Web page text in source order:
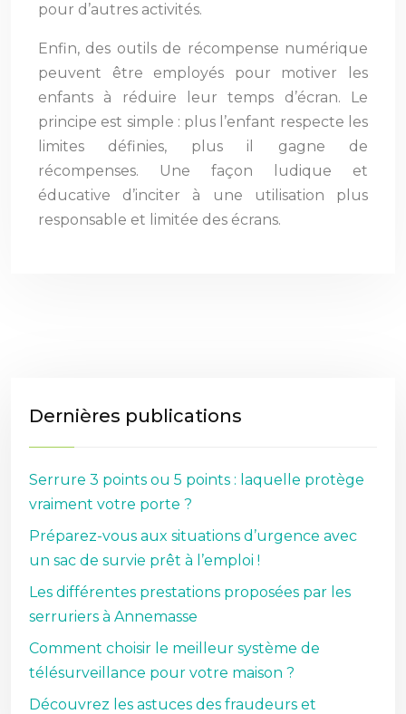
pour d’autres activités.
Enfin, des outils de récompense numérique
peuvent être employés pour motiver les
enfants à réduire leur temps d’écran. Le
principe est simple : plus l’enfant respecte les
limites définies, plus il gagne de
récompenses. Une façon ludique et
éducative d’inciter à une utilisation plus
responsable et limitée des écrans.
Dernières publications
Serrure 3 points ou 5 points : laquelle protège
vraiment votre porte ?
Préparez-vous aux situations d’urgence avec
un sac de survie prêt à l’emploi !
Les différentes prestations proposées par les
serruriers à Annemasse
Comment choisir le meilleur système de
télésurveillance pour votre maison ?
Découvrez les astuces des fraudeurs et